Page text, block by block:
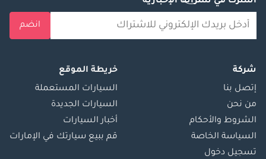
انضم
شركة
إتصل بنا
من نحن
الشروط والأحكام
السياسة الخاصة
تسجيل دخول
خريطة الموقع
السيارات المستعملة
السيارات الجديدة
أخبار السيارات
قم ببيع سيارتك في الإمارات